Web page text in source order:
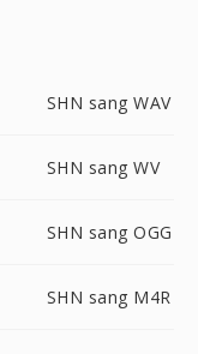
SHN sang WAV
SHN sang WV
SHN sang OGG
SHN sang M4R